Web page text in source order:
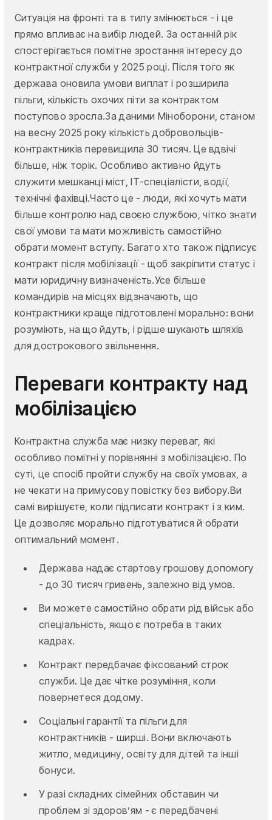
Ситуація на фронті та в тилу змінюється - і це
прямо впливає на вибір людей. За останній рік
спостерігається помітне зростання інтересу до
контрактної служби у 2025 році. Після того як
держава оновила умови виплат і розширила
пільги, кількість охочих піти за контрактом
поступово зросла.За даними Міноборони, станом
на весну 2025 року кількість добровольців-
контрактників перевищила 30 тисяч. Це вдвічі
більше, ніж торік. Особливо активно йдуть
служити мешканці міст, ІТ-спеціалісти, водії,
технічні фахівці.Часто це - люди, які хочуть мати
більше контролю над своєю службою, чітко знати
свої умови та мати можливість самостійно
обрати момент вступу. Багато хто також підписує
контракт після мобілізації - щоб закріпити статус і
мати юридичну визначеність.Усе більше
командирів на місцях відзначають, що
контрактники краще підготовлені морально: вони
розуміють, на що йдуть, і рідше шукають шляхів
для дострокового звільнення.
Переваги контракту над
мобілізацією
Контрактна служба має низку переваг, які
особливо помітні у порівнянні з мобілізацією. По
суті, це спосіб пройти службу на своїх умовах, а
не чекати на примусову повістку без вибору.Ви
самі вирішуєте, коли підписати контракт і з ким.
Це дозволяє морально підготуватися й обрати
оптимальний момент.
Держава надає стартову грошову допомогу
- до 30 тисяч гривень, залежно від умов.
Ви можете самостійно обрати рід військ або
спеціальність, якщо є потреба в таких
кадрах.
Контракт передбачає фіксований строк
служби. Це дає чітке розуміння, коли
повернетеся додому.
Соціальні гарантії та пільги для
контрактників - ширші. Вони включають
житло, медицину, освіту для дітей та інші
бонуси.
У разі складних сімейних обставин чи
проблем зі здоров’ям - є передбачені